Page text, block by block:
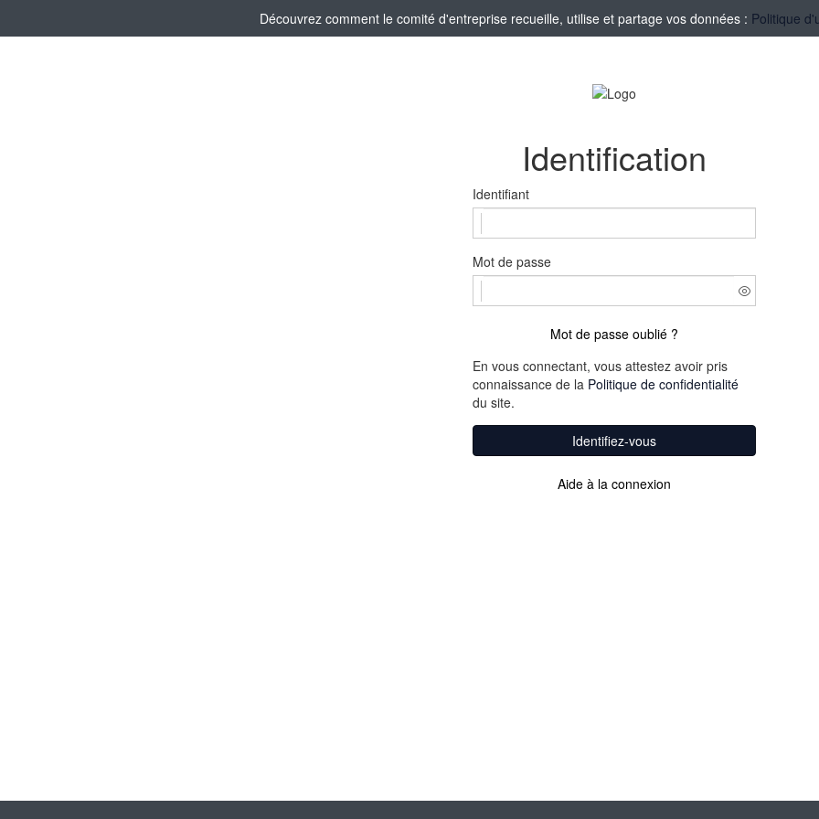
Découvrez comment le comité d'entreprise recueille, utilise et partage vos données : Politique
Identification
Identifiant
Mot de passe
Mot de passe oublié ?
En vous connectant, vous attestez avoir pris
connaissance de la Politique de confidentialité
du site.
Identifiez-vous
Aide à la connexion